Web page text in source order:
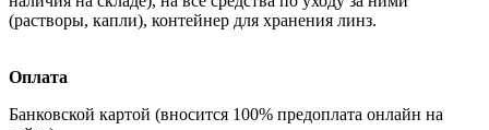
(растворы, капли), контейнер для хранения линз.
Оплата
Банковской картой (вносится 100% предоплата онлайн на